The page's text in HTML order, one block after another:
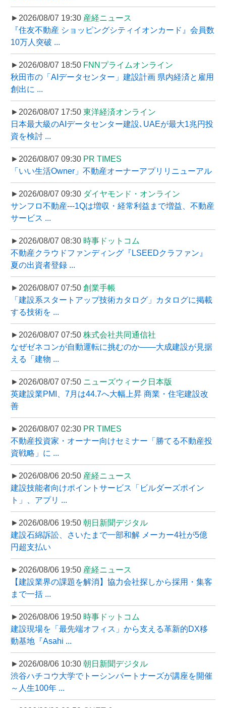
►2026/08/07 19:30 産経ニュース
『住友不動産 ショッピングシティイオンカード』会員数
10万人突破 ...
►2026/08/07 18:50 FNNプライムオンライン
秋田市の「AIデータセンター」建設計画 県内経済と雇用
創出に ...
►2026/08/07 17:50 東洋経済オンライン
日本最大級のAIデータセンター建設､UAEが最大1兆円投
資を検討 ...
►2026/08/07 09:30 PR TIMES
「いい生活Owner」不動産オーナーアプリリニューアル
►2026/08/07 09:30 ダイヤモンド・オンライン
サンフロ不動産---1Qは増収・経常利益まで増益、不動産
サービス ...
►2026/08/07 08:30 時事ドットコム
不動産クラウドファンディング『LSEEDクラファン』
夏の出資者登録 ...
►2026/08/07 07:50 創業手帳
「建設系スタートアップ技術カタログ」カタログに掲載
する技術を ...
►2026/08/07 07:50 株式会社共同通信社
なぜゼネコンが自動運転に挑むのか――大成建設が見据
える「建物 ...
►2026/08/07 07:50 ニューズウィーク日本版
英建設業PMI、7月は44.7へ大幅上昇 商業・住宅建設改
善
►2026/08/07 02:30 PR TIMES
不動産投資家・オーナー向けセミナー「勝てる不動産投
資戦略」に ...
►2026/08/06 20:50 産経ニュース
建設技能者向けポイントサービス「ビルダーズポイン
ト」、アプリ ...
►2026/08/06 19:50 朝日新聞デジタル
建設石綿訴訟、さいたまで一部和解 メーカー4社が5億
円超支払い
►2026/08/06 19:50 産経ニュース
【建設業界の課題を解消】協力会社探しから採用・集客
まで一括 ...
►2026/08/06 19:50 時事ドットコム
建設現場を「最先端オフィス」から支える革新的DX移
動基地『Asahi ...
►2026/08/06 10:30 朝日新聞デジタル
渋谷ハチコウ大学でトーシンパートナーズが講座を開催
～人生100年 ...